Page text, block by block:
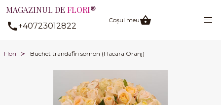
MAGAZINUL DE FLORI®
+40723012822
Coșul meu
Flori Buchet trandafiri somon (Flacara Oranj)